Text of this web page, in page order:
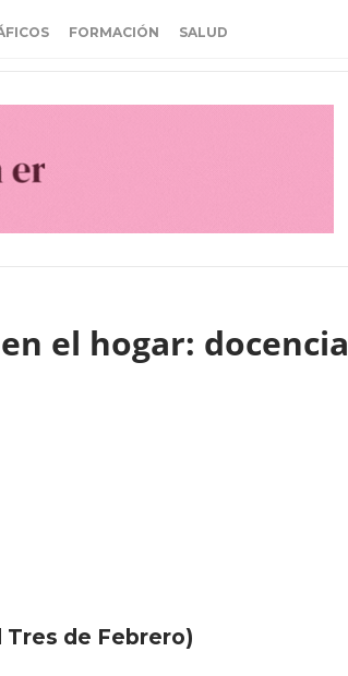
FORMACIÓN SALUD
el hogar: docencia
de Febrero)